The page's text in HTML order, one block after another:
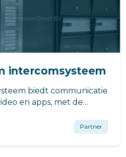
intercomsysteem
biedt communicatie
en apps, met de
veiligheid en gemak en
Partner